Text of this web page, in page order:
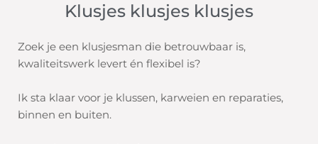
Klusjes klusjes klusjes
Zoek je een klusjesman die betrouwbaar is,
kwaliteitswerk levert én flexibel is?
Ik sta klaar voor je klussen, karweien en reparaties,
binnen en buiten.